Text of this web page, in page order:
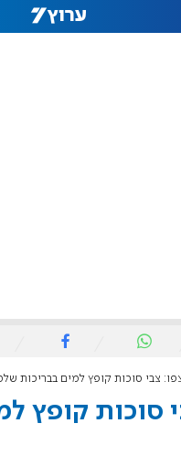
צבי סוכות קופץ למים בבריכות
סוכות קופץ